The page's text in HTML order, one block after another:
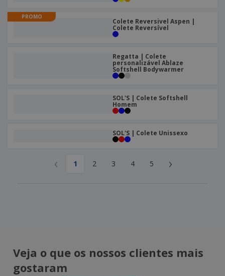
PROMO
Colete Reversivel Aspen |
Colete Reversível
Regatta | Colete
personalizável Ablaze
Softshell Bodywarmer
SOL'S | Colete Softshell
Homem
SOL'S | Colete Unissexo
‹ 1 2 3 4 5 ›
Veja o que os nossos clientes mais
gostaram